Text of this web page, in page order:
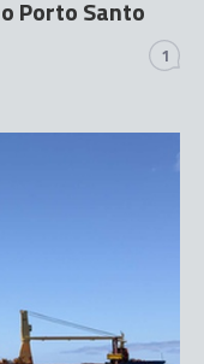
Porto Santo
1